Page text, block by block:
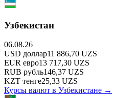
Узбекистан
06.08.26
USD доллар11 886,70 UZS
EUR евро13 717,30 UZS
RUB рубль146,37 UZS
KZT тенге25,33 UZS
Курсы валют в Узбекистане →